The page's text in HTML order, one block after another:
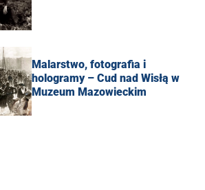
Malarstwo, fotografia i
hologramy – Cud nad Wisłą w
Muzeum Mazowieckim